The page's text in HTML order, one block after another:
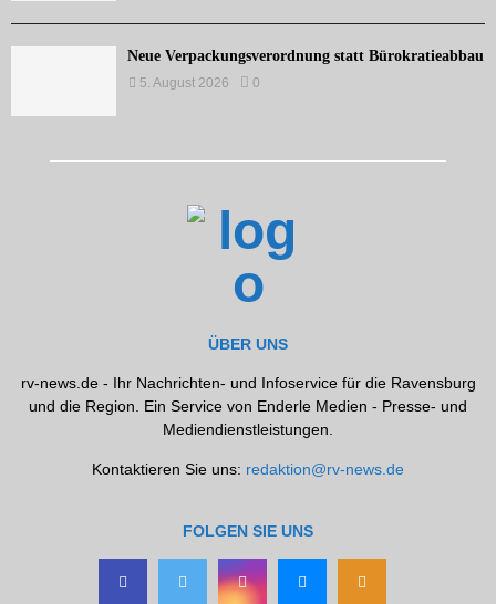
Neue Verpackungsverordnung statt Bürokratieabbau
5. August 2026 0
ÜBER UNS
rv-news.de - Ihr Nachrichten- und Infoservice für die Ravensburg
und die Region. Ein Service von Enderle Medien - Presse- und
Mediendienstleistungen.
Kontaktieren Sie uns: redaktion@rv-news.de
FOLGEN SIE UNS